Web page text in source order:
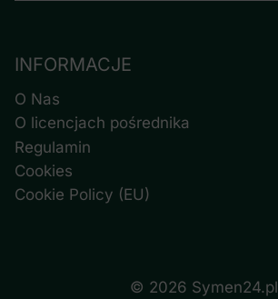
INFORMACJE
O Nas
O licencjach pośrednika
Regulamin
Cookies
Cookie Policy (EU)
© 2026 Symen24.pl